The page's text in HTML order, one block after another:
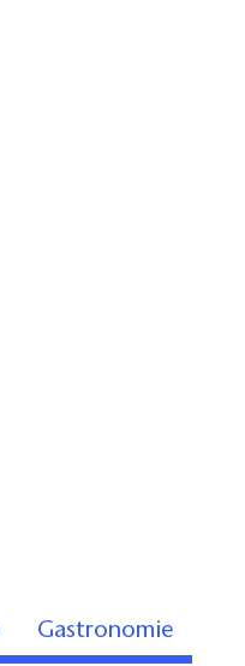
Gastronomie